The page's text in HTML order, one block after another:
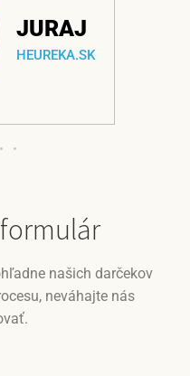
JURAJ
HEUREKA.SK
našich darčekov
neváhajte nás